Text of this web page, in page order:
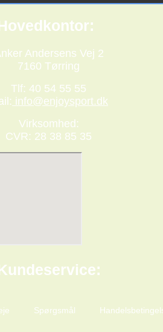
Andersens Vej 2
7160 Tørring
Tlf: 40 54 55 55
info@enjoysport.dk
Virksomhed:
CVR: 28 38 85 35
Spørgsmål